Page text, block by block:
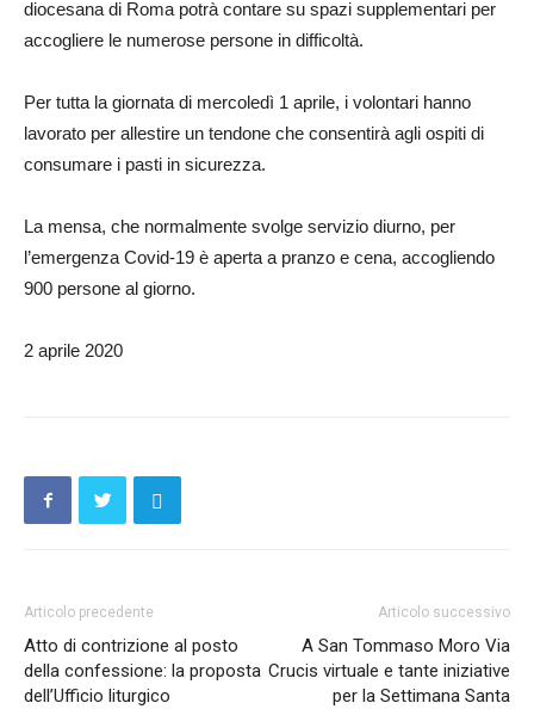
diocesana di Roma potrà contare su spazi supplementari per
accogliere le numerose persone in difficoltà.
Per tutta la giornata di mercoledì 1 aprile, i volontari hanno
lavorato per allestire un tendone che consentirà agli ospiti di
consumare i pasti in sicurezza.
La mensa, che normalmente svolge servizio diurno, per
l’emergenza Covid-19 è aperta a pranzo e cena, accogliendo
900 persone al giorno.
2 aprile 2020
Articolo precedente
Atto di contrizione al posto
della confessione: la proposta
dell’Ufficio liturgico
Articolo successivo
A San Tommaso Moro Via
Crucis virtuale e tante iniziative
per la Settimana Santa